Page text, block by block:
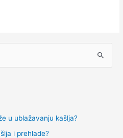
u ublažavanju kašlja?
i prehlade?